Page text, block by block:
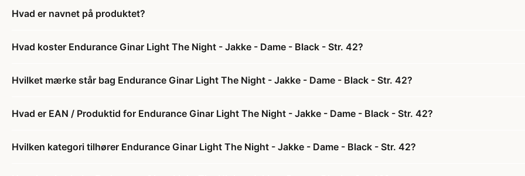
Hvad er navnet på produktet?
Hvad koster Endurance Ginar Light The Night - Jakke - Dame - Black - Str. 42?
Hvilket mærke står bag Endurance Ginar Light The Night - Jakke - Dame - Black - Str. 42?
Hvad er EAN / Produktid for Endurance Ginar Light The Night - Jakke - Dame - Black - Str. 42?
Hvilken kategori tilhører Endurance Ginar Light The Night - Jakke - Dame - Black - Str. 42?